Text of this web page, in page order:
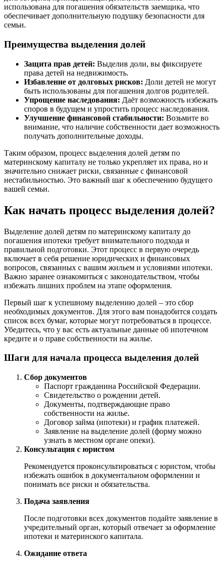
использована для погашения обязательств заемщика, что
обеспечивает дополнительную подушку безопасности для
семьи.
Преимущества выделения долей
Защита прав детей: Выделив доли, вы фиксируете
права детей на недвижимость.
Избавление от долговых рисков: Доли детей не могут
быть использованы для погашения долгов родителей.
Упрощение наследования: Даёт возможность избежать
споров в будущем и упростить процесс наследования.
Улучшение финансовой стабильности: Возьмите во
внимание, что наличие собственности дает возможность
получать дополнительные доходы.
Таким образом, процесс выделения долей детям по
материнскому капиталу не только укрепляет их права, но и
значительно снижает риски, связанные с финансовой
нестабильностью. Это важный шаг к обеспечению будущего
вашей семьи.
Как начать процесс выделения долей?
Выделение долей детям по материнскому капиталу до
погашения ипотеки требует внимательного подхода и
правильной подготовки. Этот процесс в первую очередь
включает в себя решение юридических и финансовых
вопросов, связанных с вашим жильем и условиями ипотеки.
Важно заранее ознакомиться с законодательством, чтобы
избежать лишних проблем на этапе оформления.
Первый шаг к успешному выделению долей – это сбор
необходимых документов. Для этого вам понадобится создать
список всех бумаг, которые могут потребоваться в процессе.
Убедитесь, что у вас есть актуальные данные об ипотечном
кредите и о праве собственности на жилье.
Шаги для начала процесса выделения долей
Сбор документов
Паспорт гражданина Российской Федерации.
Свидетельство о рождении детей.
Документы, подтверждающие право
собственности на жилье.
Договор займа (ипотеки) и график платежей.
Заявление на выделение долей (форму можно
узнать в местном органе опеки).
Консультация с юристом
Рекомендуется проконсультироваться с юристом, чтобы
избежать ошибок в документальном оформлении и
понимать все риски и обязательства.
Подача заявления
После подготовки всех документов подайте заявление в
учредительный орган, который отвечает за оформление
ипотеки и материнского капитала.
Ожидание ответа